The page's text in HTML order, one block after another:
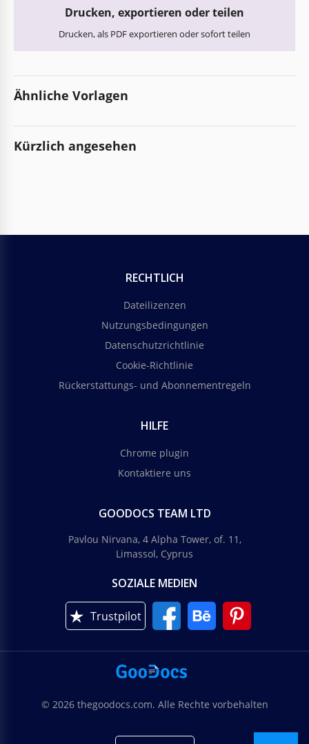
Drucken, exportieren oder teilen
Drucken, als PDF exportieren oder sofort teilen
Ähnliche Vorlagen
Kürzlich angesehen
RECHTLICH
Dateilizenzen
Nutzungsbedingungen
Datenschutzrichtlinie
Cookie-Richtlinie
Rückerstattungs- und Abonnementregeln
HILFE
Chrome plugin
Kontaktiere uns
GOODOCS TEAM LTD
Pavlou Nirvana, 4 Alpha Tower, of. 11,
Limassol, Cyprus
SOZIALE MEDIEN
Trustpilot
© 2026 thegoodocs.com. Alle Rechte vorbehalten